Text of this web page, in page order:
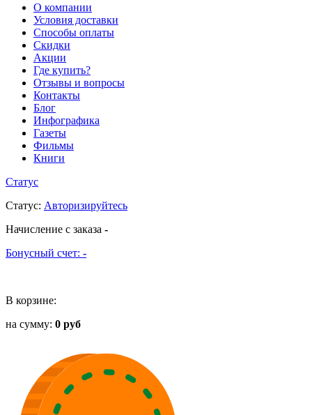
О компании
Условия доставки
Способы оплаты
Скидки
Акции
Где купить?
Отзывы и вопросы
Контакты
Блог
Инфографика
Газеты
Фильмы
Книги
Статус
Статус: Авторизируйтесь
Начисление с заказа -
Бонусный счет: -
В корзине:
на сумму: 0 руб